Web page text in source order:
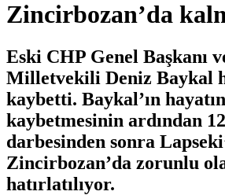
Zincirbozan’da
Eski CHP Genel Başkanı
Milletvekili Deniz Baykal
kaybetti. Baykal’ın
kaybetmesinin ardından
darbesinden sonra
Zincirbozan’da zorunlu
hatırlatılıyor.